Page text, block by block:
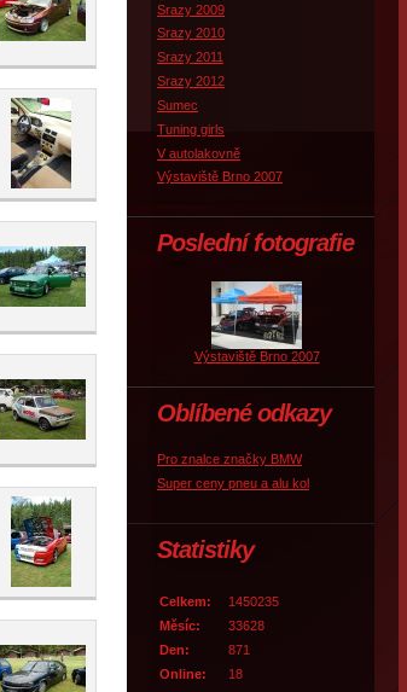
Srazy 2009
Srazy 2010
Srazy 2011
Srazy 2012
Sumec
Tuning girls
V autolakovně
Výstaviště Brno 2007
Poslední fotografie
Výstaviště Brno 2007
Oblíbené odkazy
Pro znalce značky BMW
Super ceny pneu a alu kol
Statistiky
Online: 18
Celkem:
1450235
Měsíc:
33628
Den:
871